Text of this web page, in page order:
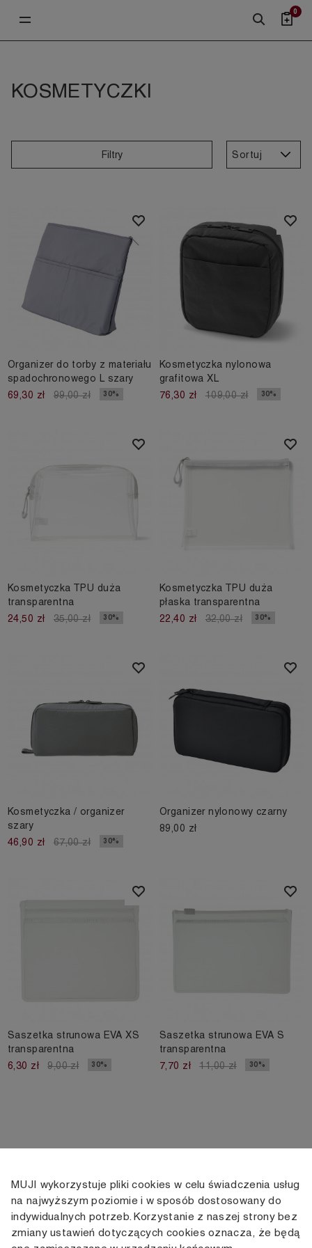
0
KOSMETYCZKI
Filtry Sortuj
Organizer do torby z materiału
spadochronowego L szary
69,30 zł
99,00 zł 30%
Kosmetyczka nylonowa
grafitowa XL
76,30 zł
109,00 zł 30%
Kosmetyczka TPU duża
transparentna
24,50 zł
35,00 zł 30%
Kosmetyczka TPU duża
płaska transparentna
22,40 zł
32,00 zł 30%
Kosmetyczka / organizer
szary
46,90 zł
67,00 zł 30%
Organizer nylonowy czarny
89,00 zł
Saszetka strunowa EVA XS
transparentna
6,30 zł
9,00 zł 30%
Saszetka strunowa EVA S
transparentna
7,70 zł
11,00 zł 30%
KONTAKT
+48 505 166 958
zamowienia@muji.com.pl
KONTO
Moje konto
Historia
INFORMACJE
Dostawa
MUJI wykorzystuje pliki cookies w celu świadczenia usług
na najwyższym poziomie i w sposób dostosowany do
indywidualnych potrzeb. Korzystanie z naszej strony bez
zmiany ustawień dotyczących cookies oznacza, że będą